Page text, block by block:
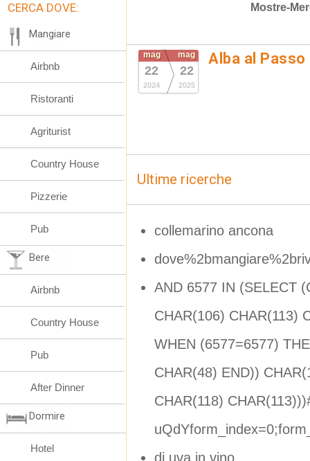
Mostre-
mag
22
2024
mag
22
2025
Alba al Passo
Ultime ricerche
collemarino ancona
AND 6577 IN (SELECT
CHAR(106) CHAR(113)
WHEN (6577=6577)
CHAR(48) END))
CHAR(118)
di uva in vino
CERCA DOVE:
Mangiare
Airbnb
Ristoranti
Agriturist
Country House
Pizzerie
Pub
Bere
Airbnb
Country House
Pub
After Dinner
Dormire
Hotel